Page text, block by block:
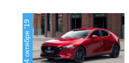
4 октября '19